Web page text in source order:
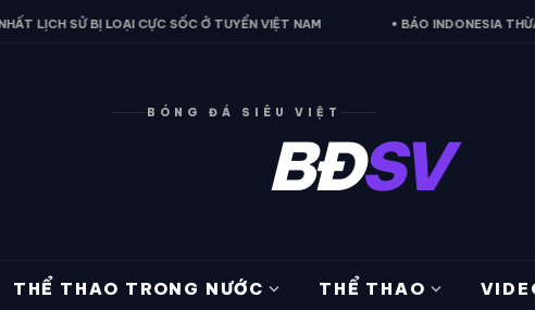
CỰC SỐC Ở TUYỂN VIỆT NAM • BÁO INDONESIA THỪA NHẬN ĐIỀU
BÓNG ĐÁ SIÊU VIỆT
BĐSV
THỂ THAO TRONG NƯỚC expand_more THỂ THAO expand_more